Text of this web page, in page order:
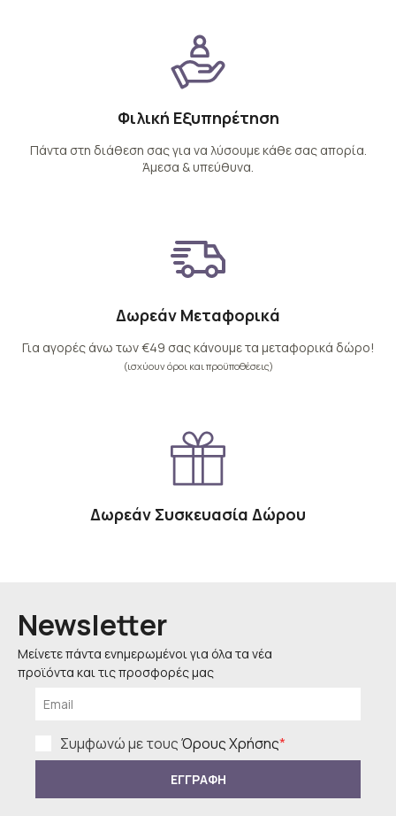
Φιλική Εξυπηρέτηση
Πάντα στη διάθεση σας για να λύσουμε κάθε σας απορία.
Άμεσα & υπεύθυνα.
Δωρεάν Μεταφορικά
Για αγορές άνω των €49 σας κάνουμε τα μεταφορικά δώρο!
(ισχύουν όροι και προϋποθέσεις)
Δωρεάν Συσκευασία Δώρου
Newsletter
Μείνετε πάντα ενημερωμένοι για όλα τα νέα
προϊόντα και τις προσφορές μας
Συμφωνώ με τουςΌρους Χρήσης*
ΕΓΓΡΑΦΗ